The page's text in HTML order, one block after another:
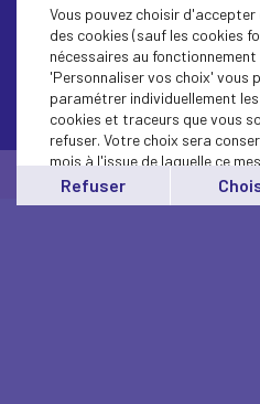
Contactez-
Vous pouvez choisir d'accepter
des cookies (sauf les cookies
nécessaires au
'Personnaliser vos choix' vous
paramétrer individuellement
cookies et traceurs que vous
refuser. Votre choix sera
mois à l'issue de laquelle ce
affiché..
Vous pouvez modifier votre
Refuser